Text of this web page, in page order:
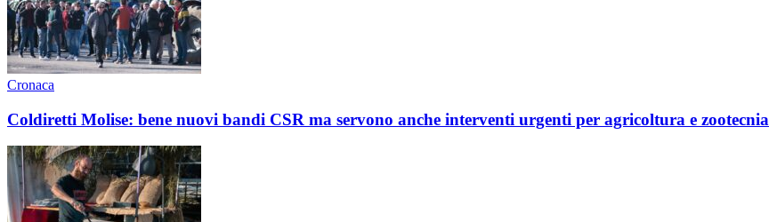
Cronaca
Coldiretti Molise: bene nuovi bandi CSR ma servono anche interventi urgenti per agricoltura e zootecnia